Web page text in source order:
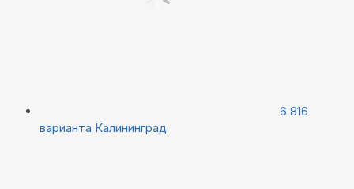
6 816
варианта Калининград